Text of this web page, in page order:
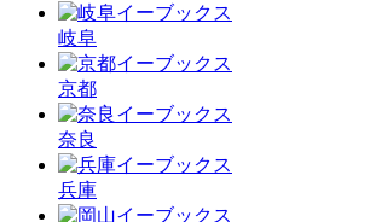
岐阜
京都
奈良
兵庫